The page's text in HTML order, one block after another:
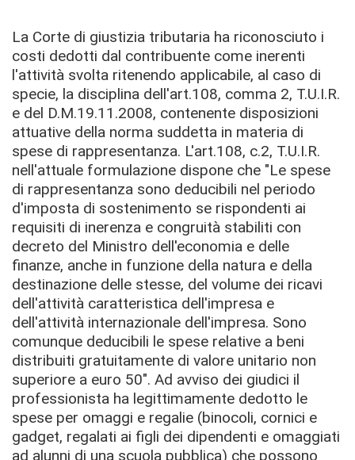
La Corte di giustizia tributaria ha riconosciuto i
costi dedotti dal contribuente come inerenti
l'attività svolta ritenendo applicabile, al caso di
specie, la disciplina dell'art.108, comma 2, T.U.I.R.
e del D.M.19.11.2008, contenente disposizioni
attuative della norma suddetta in materia di
spese di rappresentanza. L'art.108, c.2, T.U.I.R.
nell'attuale formulazione dispone che "Le spese
di rappresentanza sono deducibili nel periodo
d'imposta di sostenimento se rispondenti ai
requisiti di inerenza e congruità stabiliti con
decreto del Ministro dell'economia e delle
finanze, anche in funzione della natura e della
destinazione delle stesse, del volume dei ricavi
dell'attività caratteristica dell'impresa e
dell'attività internazionale dell'impresa. Sono
comunque deducibili le spese relative a beni
distribuiti gratuitamente di valore unitario non
superiore a euro 50". Ad avviso dei giudici il
professionista ha legittimamente dedotto le
spese per omaggi e regalie (binocoli, cornici e
gadget, regalati ai figli dei dipendenti e omaggiati
ad alunni di una scuola pubblica) che possono